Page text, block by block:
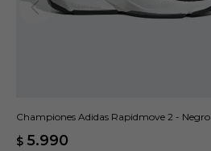
Championes Adidas Rapidmove 2 - Negro
$ 5.990